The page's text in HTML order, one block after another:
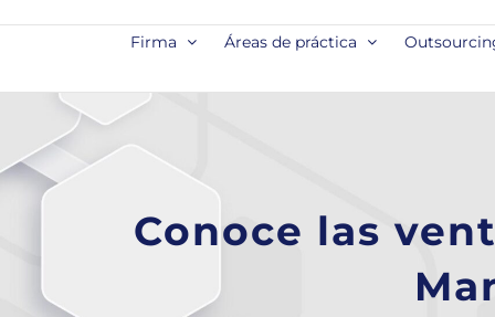
Firma Áreas de práctica
Conoce las